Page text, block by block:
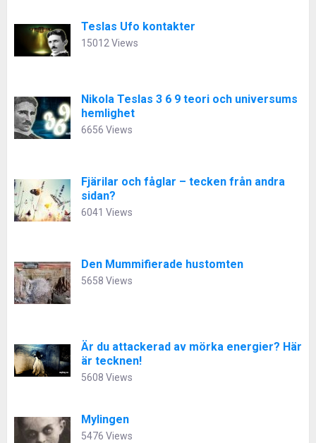
Teslas Ufo kontakter
15012 Views
Nikola Teslas 3 6 9 teori och universums
hemlighet
6656 Views
Fjärilar och fåglar – tecken från andra
sidan?
6041 Views
Den Mummifierade hustomten
5658 Views
Är du attackerad av mörka energier? Här
är tecknen!
5608 Views
Mylingen
5476 Views